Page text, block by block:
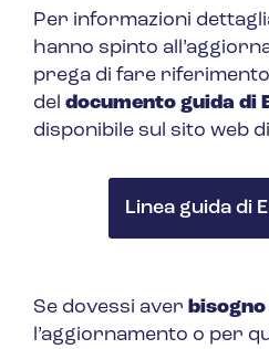
Per informazioni
hanno spinto
prega di fare
del documento guida di
disponibile sul sito web di
Linea guida di
Se dovessi aver
l’aggiornamento o per